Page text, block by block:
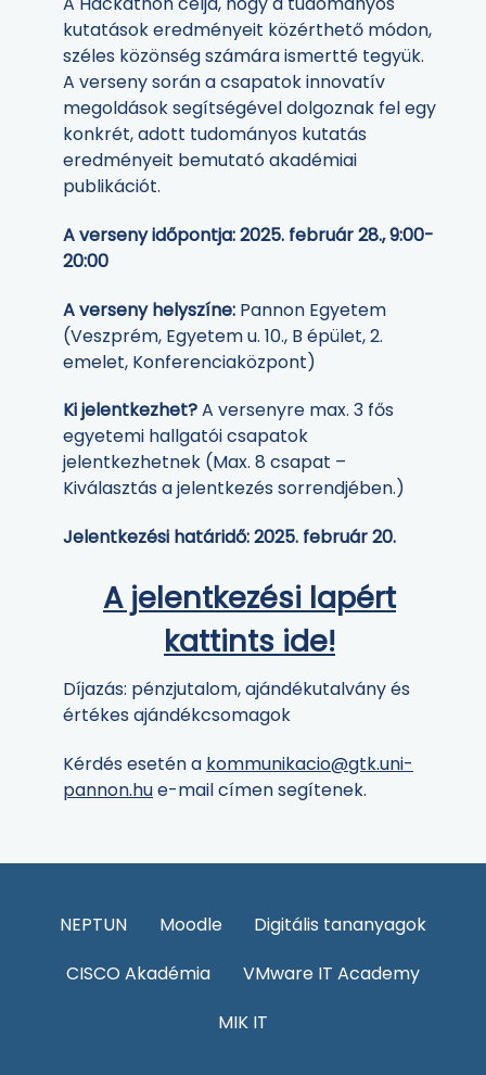
kutatások eredményeit közérthető módon,
széles közönség számára ismertté tegyük.
A verseny során a csapatok innovatív
megoldások segítségével dolgoznak fel egy
konkrét, adott tudományos kutatás
eredményeit bemutató akadémiai
publikációt.
A verseny időpontja: 2025. február 28., 9:00-
20:00
A verseny helyszíne: Pannon Egyetem
(Veszprém, Egyetem u. 10., B épület, 2.
emelet, Konferenciaközpont)
Ki jelentkezhet?A versenyre max. 3 fős
egyetemi hallgatói csapatok
jelentkezhetnek (Max. 8 csapat –
Kiválasztás a jelentkezés sorrendjében.)
Jelentkezési határidő: 2025. február 20.
A jelentkezési lapért
kattints ide!
Díjazás: pénzjutalom, ajándékutalvány és
értékes ajándékcsomagok
Kérdés esetén a kommunikacio@gtk.uni-
pannon.hue-mail címen segítenek.
NEPTUN Moodle
Digitális tananyagok
CISCO Akadémia
VMware IT Academy
MIK IT